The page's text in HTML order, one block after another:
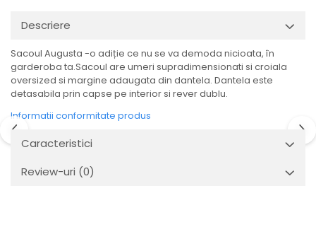
Descriere
Sacoul Augusta -o adiție ce nu se va demoda nicioata, în
garderoba ta.Sacoul are umeri supradimensionati si croiala
oversized si margine adaugata din dantela. Dantela este
detasabila prin capse pe interior si rever dublu.
Informatii conformitate produs
Caracteristici
Review-uri (0)